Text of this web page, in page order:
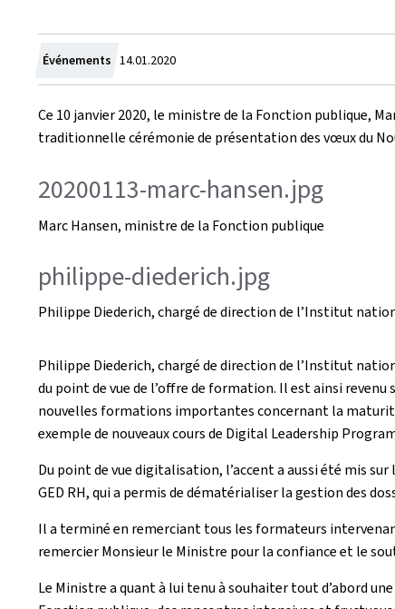
Événements Crée
le
14.01.2020
Ce 10 janvier 2020, le ministre de la Fonction publique,
traditionnelle cérémonie de présentation des vœux du
20200113-marc-hansen.jpg
Marc Hansen, ministre de la Fonction publique
philippe-diederich.jpg
Philippe Diederich, chargé de direction de l’Institut
Philippe Diederich, chargé de direction de l’Institut
du point de vue de l’offre de formation. Il est ainsi revenu
nouvelles formations importantes concernant la
exemple de nouveaux cours de Digital Leadership
Du point de vue digitalisation, l’accent a aussi été mis
GED RH, qui a permis de dématérialiser la gestion des
Il a terminé en remerciant tous les formateurs
remercier Monsieur le Ministre pour la confiance et le
Le Ministre a quant à lui tenu à souhaiter tout d’abord